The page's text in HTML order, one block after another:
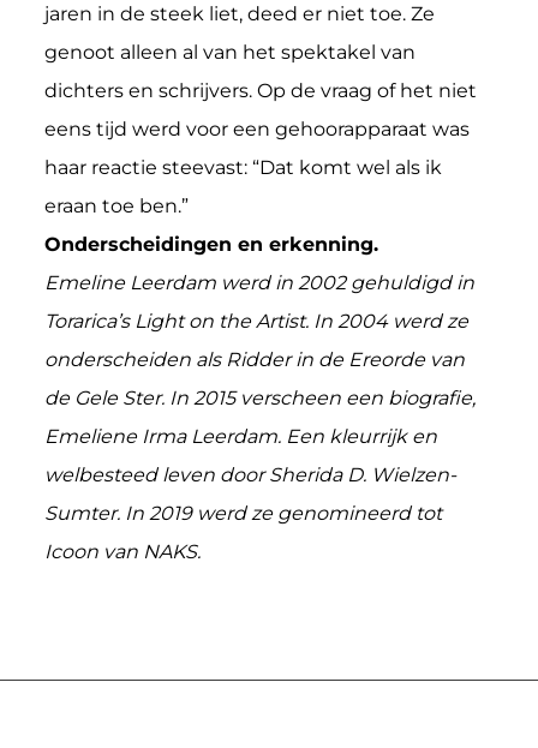
jaren in de steek liet, deed er niet toe. Ze
genoot alleen al van het spektakel van
dichters en schrijvers. Op de vraag of het niet
eens tijd werd voor een gehoorapparaat was
haar reactie steevast: “Dat komt wel als ik
eraan toe ben.”
Onderscheidingen en erkenning.
Emeline Leerdam werd in 2002 gehuldigd in
Torarica’s Light on the Artist. In 2004 werd ze
onderscheiden als Ridder in de Ereorde van
de Gele Ster. In 2015 verscheen een biografie,
Emeliene Irma Leerdam. Een kleurrijk en
welbesteed leven door Sherida D. Wielzen-
Sumter. In 2019 werd ze genomineerd tot
Icoon van NAKS.